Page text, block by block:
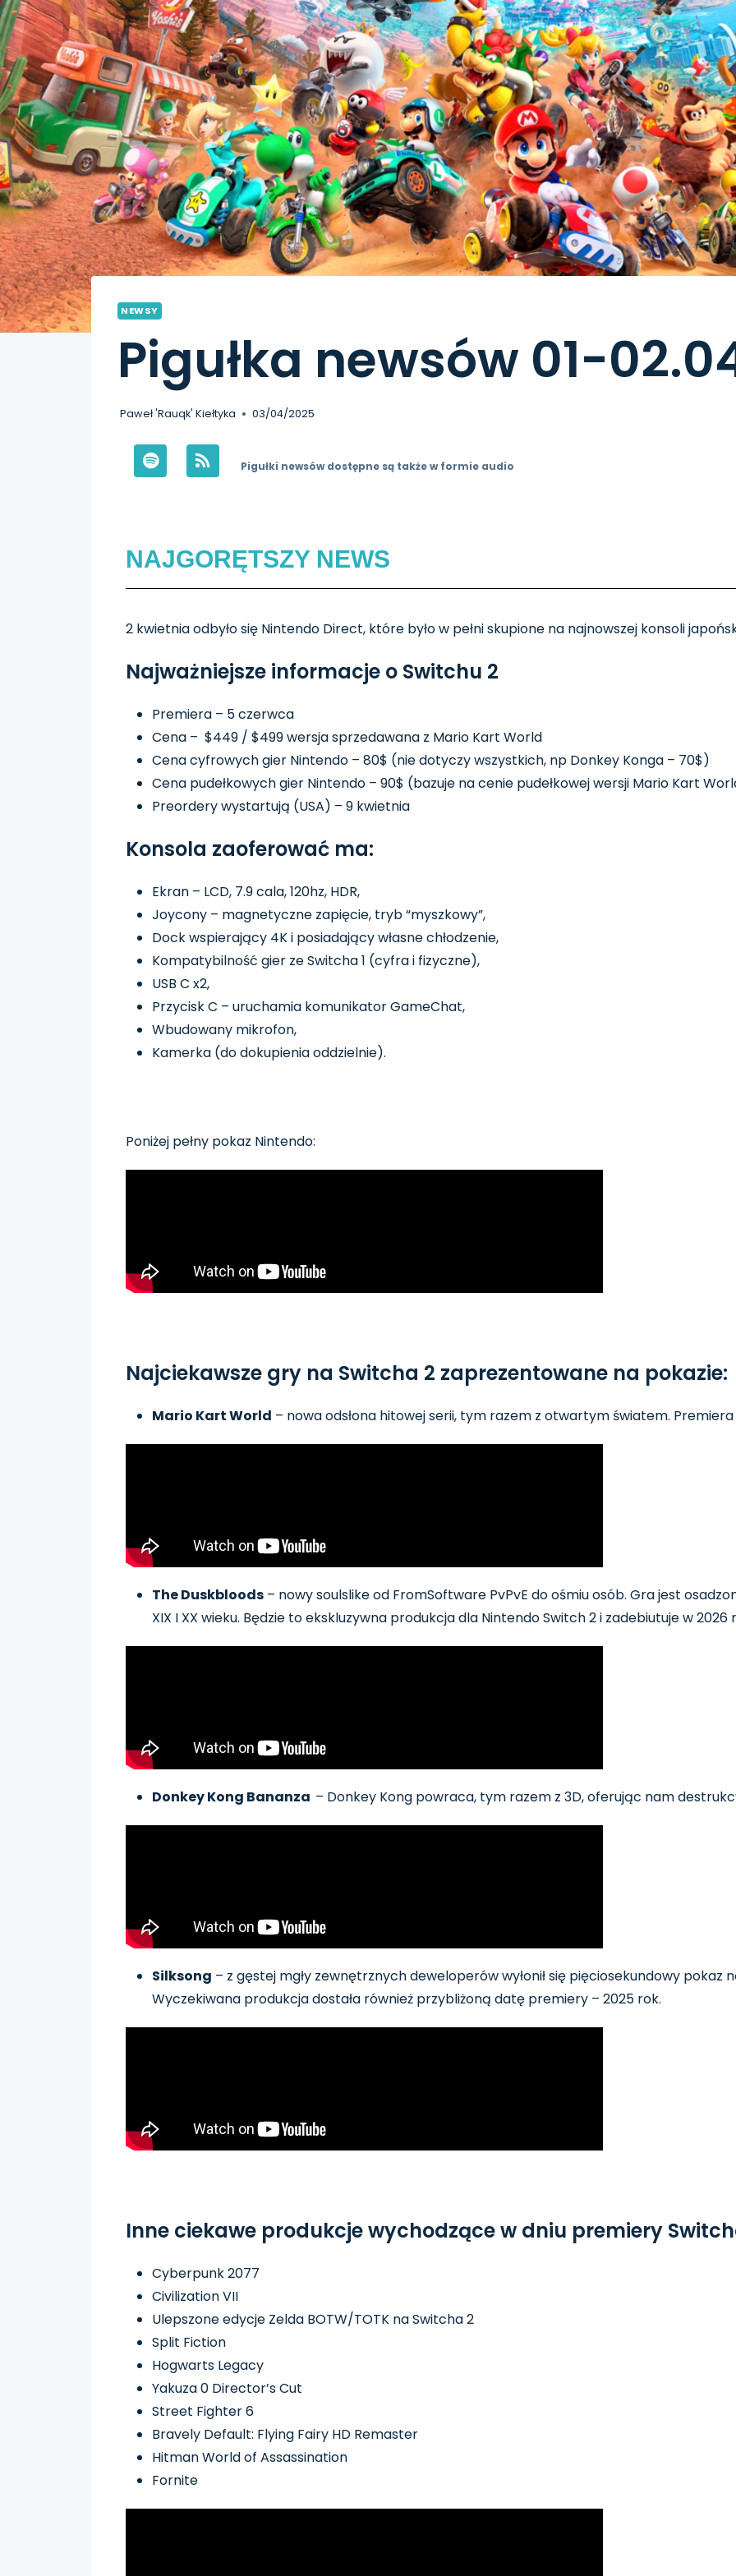
NEWSY
Pigułka newsów 01-
Paweł 'Rauqk' Kiełtyka 03/04/2025
Pigułki newsów dostępne są także w formie audio
NAJGORĘTSZY NEWS
2 kwietnia odbyło się Nintendo Direct, które było w pełni skupione na najnowszej konsoli
Najważniejsze informacje o Switchu 2
Premiera – 5 czerwca
Cena – $449 / $499 wersja sprzedawana z Mario Kart World
Cena cyfrowych gier Nintendo – 80$ (nie dotyczy wszystkich, np Donkey Konga – 70$)
Cena pudełkowych gier Nintendo – 90$ (bazuje na cenie pudełkowej wersji Mario Kart
Preordery wystartują (USA) – 9 kwietnia
Konsola zaoferować ma:
Ekran – LCD, 7.9 cala, 120hz, HDR,
Joycony – magnetyczne zapięcie, tryb “myszkowy”,
Dock wspierający 4K i posiadający własne chłodzenie,
Kompatybilność gier ze Switcha 1 (cyfra i fizyczne),
USB C x2,
Przycisk C – uruchamia komunikator GameChat,
Wbudowany mikrofon,
Kamerka (do dokupienia oddzielnie).
Poniżej pełny pokaz Nintendo:
Najciekawsze gry na Switcha 2 zaprezentowane na pokazie:
Mario Kart World – nowa odsłona hitowej serii, tym razem z otwartym światem.
The Duskbloods – nowy soulslike od FromSoftware PvPvE do ośmiu osób. Gra jest
XIX I XX wieku. Będzie to ekskluzywna produkcja dla Nintendo Switch 2 i zadebiutuje w 2026
Donkey Kong Bananza – Donkey Kong powraca, tym razem z 3D, oferując nam
Silksong – z gęstej mgły zewnętrznych deweloperów wyłonił się pięciosekundowy pokaz
Wyczekiwana produkcja dostała również przybliżoną datę premiery – 2025 rok.
Inne ciekawe produkcje wychodzące w dniu premiery
Cyberpunk 2077
Civilization VII
Ulepszone edycje Zelda BOTW/TOTK na Switcha 2
Split Fiction
Hogwarts Legacy
Yakuza 0 Director’s Cut
Street Fighter 6
Bravely Default: Flying Fairy HD Remaster
Hitman World of Assassination
Fornite